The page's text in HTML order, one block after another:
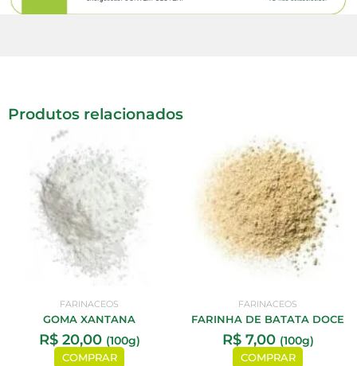
Produtos relacionados
FARINACEOS
GOMA XANTANA
R$20,00 (100g)
COMPRAR
FARINACEOS
FARINHA DE BATATA DOCE
R$7,00 (100g)
COMPRAR